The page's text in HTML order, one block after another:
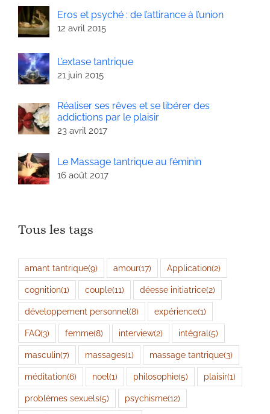
Eros et psyché : de l’attirance à l’union
12 avril 2015
L’extase tantrique
21 juin 2015
Réaliser ses rêves et se libérer des
addictions par le plaisir
23 avril 2017
Le Massage tantrique au féminin
16 août 2017
Tous les tags
amant tantrique(9) amour(17) Application(2)
cognition(1) couple(11) déesse initiatrice(2)
développement personnel(8) expérience(1)
FAQ(3) femme(8) interview(2) intégral(5)
masculin(7) massages(1) massage tantrique(3)
méditation(6) noel(1) philosophie(5) plaisir(1)
problèmes sexuels(5) psychisme(12)